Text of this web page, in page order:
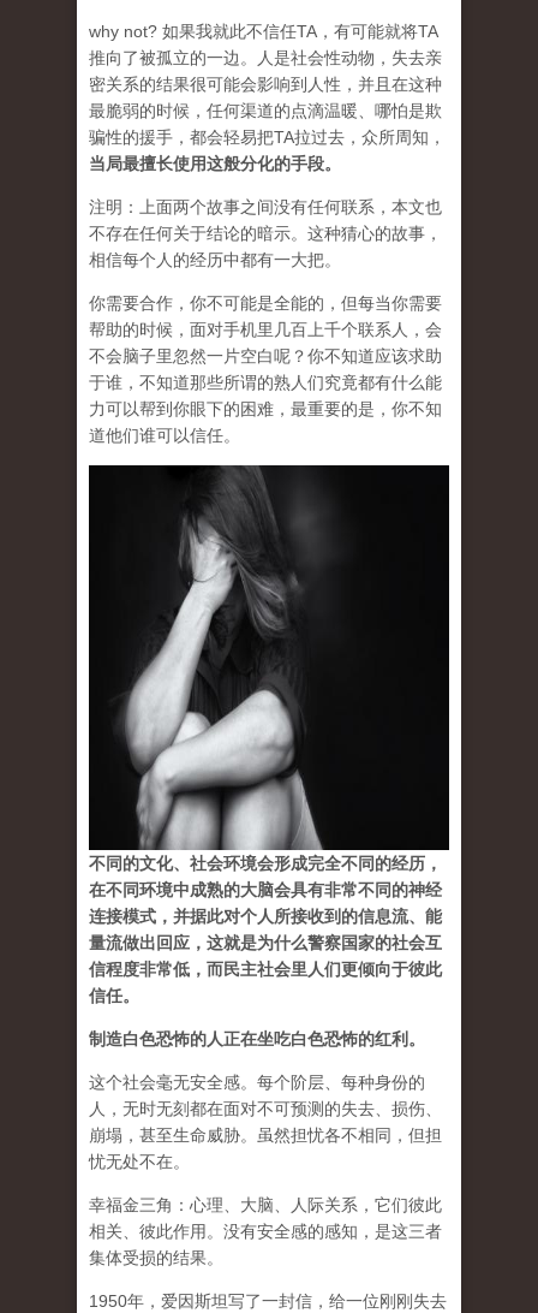
why not? 如果我就此不信任TA，有可能就将TA
推向了被孤立的一边。人是社会性动物，失去亲
密关系的结果很可能会影响到人性，并且在这种
最脆弱的时候，任何渠道的点滴温暖、哪怕是欺
骗性的援手，都会轻易把TA拉过去，众所周知，
当局最擅长使用这般分化的手段。
注明：上面两个故事之间没有任何联系，本文也
不存在任何关于结论的暗示。这种猜心的故事，
相信每个人的经历中都有一大把。
你需要合作，你不可能是全能的，但每当你需要
帮助的时候，面对手机里几百上千个联系人，会
不会脑子里忽然一片空白呢？你不知道应该求助
于谁，不知道那些所谓的熟人们究竟都有什么能
力可以帮到你眼下的困难，最重要的是，你不知
道他们谁可以信任。
不同的文化、社会环境会形成完全不同的经历，
在不同环境中成熟的大脑会具有非常不同的神经
连接模式，并据此对个人所接收到的信息流、能
量流做出回应，这就是为什么警察国家的社会互
信程度非常低，而民主社会里人们更倾向于彼此
信任。
制造白色恐怖的人正在坐吃白色恐怖的红利。
这个社会毫无安全感。每个阶层、每种身份的
人，无时无刻都在面对不可预测的失去、损伤、
崩塌，甚至生命威胁。虽然担忧各不相同，但担
忧无处不在。
幸福金三角：心理、大脑、人际关系，它们彼此
相关、彼此作用。没有安全感的感知，是这三者
集体受损的结果。
1950年，爱因斯坦写了一封信，给一位刚刚失去